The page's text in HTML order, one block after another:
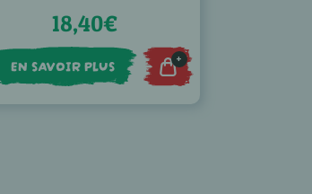
- GR®10
18,40€
EN SAVOIR PLUS +